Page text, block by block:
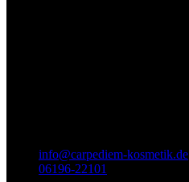
info@carpediem-kosmetik.de
06196-22101